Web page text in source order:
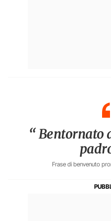
“ Bentornato
Frase di benvenuto